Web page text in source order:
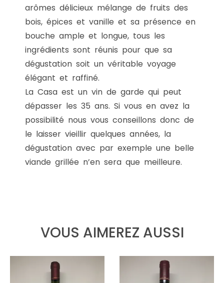
arômes délicieux mélange de fruits des
bois, épices et vanille et sa présence en
bouche ample et longue, tous les
ingrédients sont réunis pour que sa
dégustation soit un véritable voyage
élégant et raffiné.
La Casa est un vin de garde qui peut
dépasser les 35 ans. Si vous en avez la
possibilité nous vous conseillons donc de
le laisser vieillir quelques années, la
dégustation avec par exemple une belle
viande grillée n’en sera que meilleure.
VOUS AIMEREZ AUSSI